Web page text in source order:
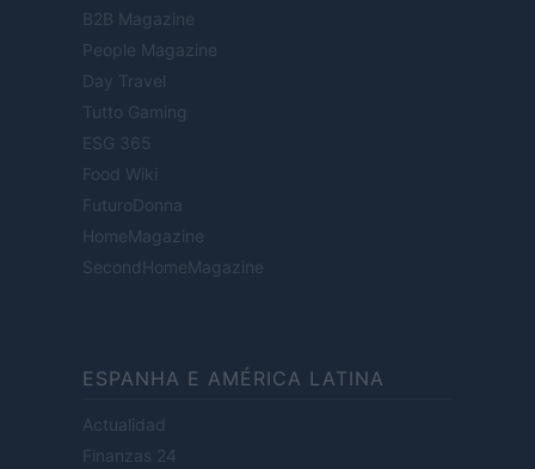
B2B Magazine
People Magazine
Day Travel
Tutto Gaming
ESG 365
Food Wiki
FuturoDonna
HomeMagazine
SecondHomeMagazine
ESPANHA E AMÉRICA LATINA
Actualidad
Finanzas 24